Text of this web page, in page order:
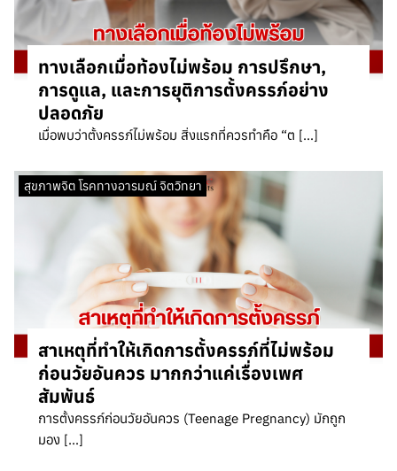
ทางเลือกเมื่อท้องไม่พร้อม การปรึกษา,
การดูแล, และการยุติการตั้งครรภ์อย่าง
ปลอดภัย
เมื่อพบว่าตั้งครรภ์ไม่พร้อม สิ่งแรกที่ควรทำคือ “ต […]
สุขภาพจิต โรคทางอารมณ์ จิตวิทยา
สาเหตุที่ทำให้เกิดการตั้งครรภ์ที่ไม่พร้อม
ก่อนวัยอันควร มากกว่าแค่เรื่องเพศ
สัมพันธ์
การตั้งครรภ์ก่อนวัยอันควร (Teenage Pregnancy) มักถูก
มอง […]